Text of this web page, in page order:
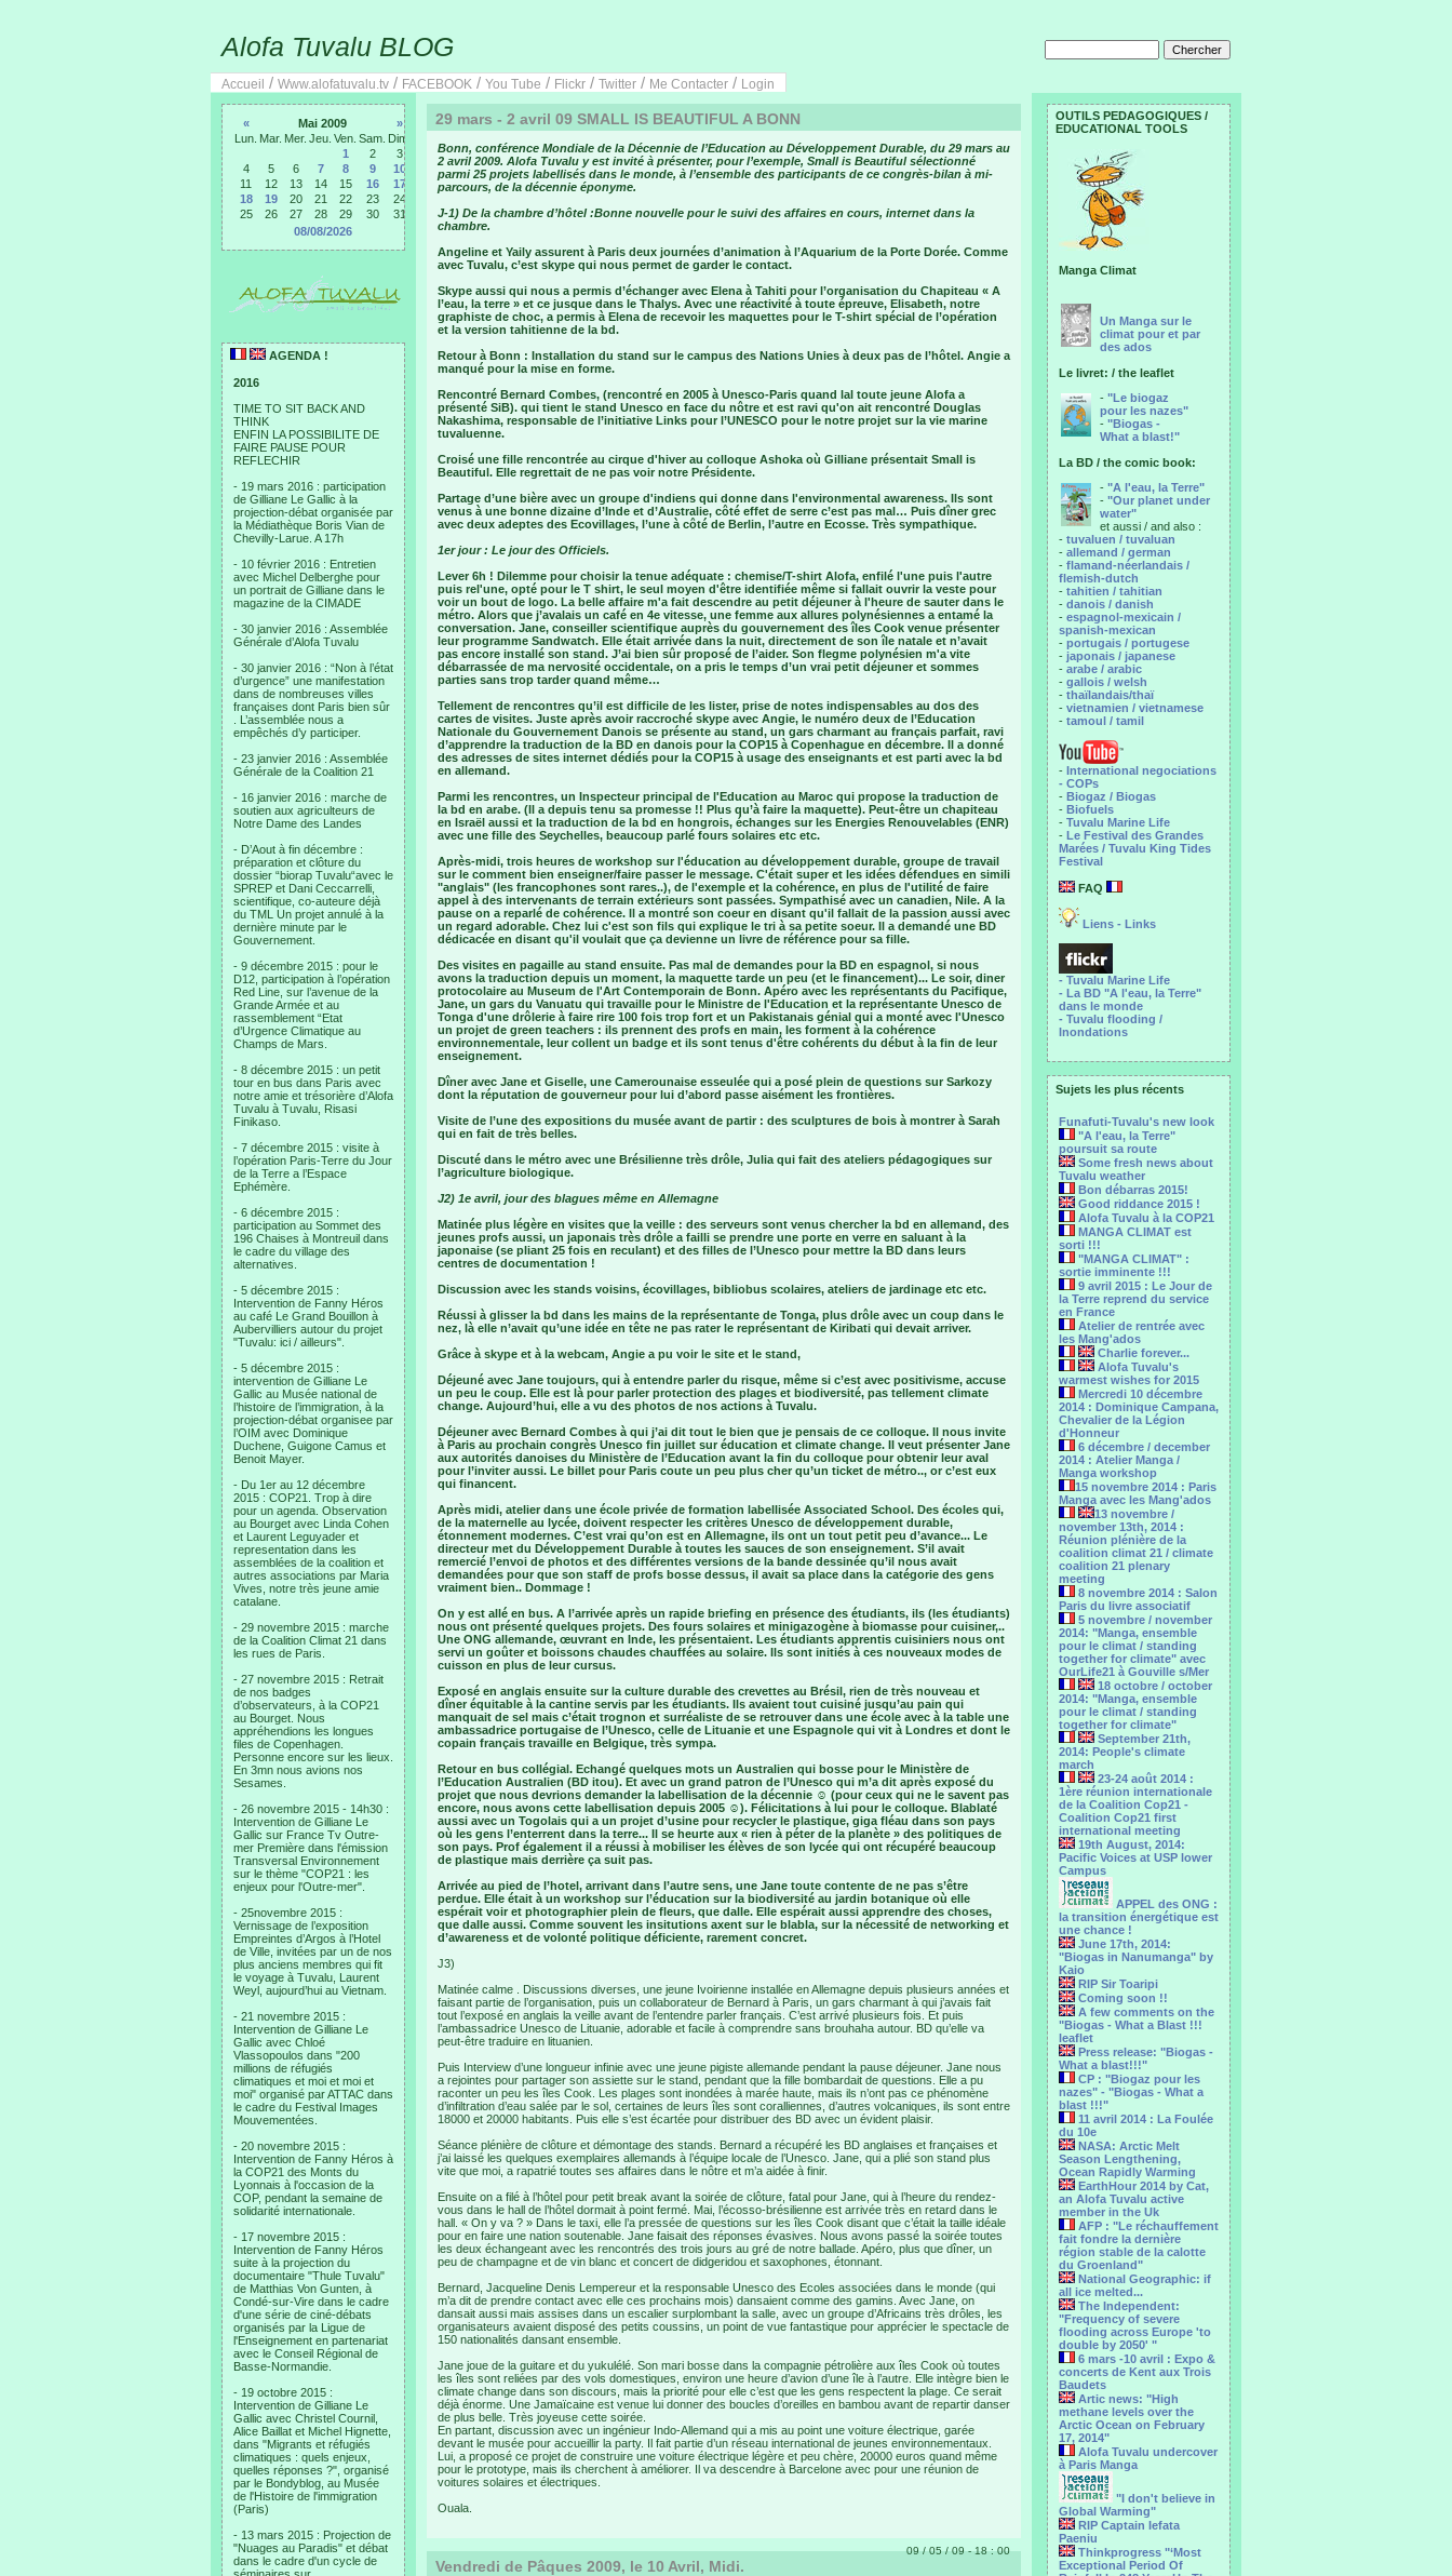
Alofa Tuvalu BLOG
Accueil / Www.alofatuvalu.tv / FACEBOOK / You Tube / Flickr / Twitter / Me Contacter / Login
« Mai 2009
»
Lun. Mar. Mer. Jeu. Ven. Sam. Dim.
1
2
3
4
5 6 7 8 9
10
11
12 13 14 15 16
17
18
19 20 21 22 23
24
25
26 27 28 29 30
31
08/08/2026
AGENDA !
2016
TIME TO SIT BACK AND
THINK
ENFIN LA POSSIBILITE DE
FAIRE PAUSE POUR
REFLECHIR
- 19 mars 2016 : participation
de Gilliane Le Gallic à la
projection-débat organisée par
la Médiathèque Boris Vian de
Chevilly-Larue. A 17h
- 10 février 2016 : Entretien
avec Michel Delberghe pour
un portrait de Gilliane dans le
magazine de la CIMADE
- 30 janvier 2016 : Assemblée
Générale d’Alofa Tuvalu
- 30 janvier 2016 : “Non à l’état
d’urgence” une manifestation
dans de nombreuses villes
françaises dont Paris bien sûr
. L’assemblée nous a
empêchés d’y participer.
- 23 janvier 2016 : Assemblée
Générale de la Coalition 21
- 16 janvier 2016 : marche de
soutien aux agriculteurs de
Notre Dame des Landes
- D’Aout à fin décembre :
préparation et clôture du
dossier “biorap Tuvalu“avec le
SPREP et Dani Ceccarrelli,
scientifique, co-auteure déjà
du TML Un projet annulé à la
dernière minute par le
Gouvernement.
- 9 décembre 2015 : pour le
D12, participation à l’opération
Red Line, sur l’avenue de la
Grande Armée et au
rassemblement “Etat
d’Urgence Climatique au
Champs de Mars.
- 8 décembre 2015 : un petit
tour en bus dans Paris avec
notre amie et trésorière d’Alofa
Tuvalu à Tuvalu, Risasi
Finikaso.
- 7 décembre 2015 : visite à
l’opération Paris-Terre du Jour
de la Terre a l’Espace
Ephémère.
- 6 décembre 2015 :
participation au Sommet des
196 Chaises à Montreuil dans
le cadre du village des
alternatives.
- 5 décembre 2015 :
Intervention de Fanny Héros
au café Le Grand Bouillon à
Aubervilliers autour du projet
"Tuvalu: ici / ailleurs".
- 5 décembre 2015 :
intervention de Gilliane Le
Gallic au Musée national de
l’histoire de l’immigration, à la
projection-débat organisee par
l’OIM avec Dominique
Duchene, Guigone Camus et
Benoit Mayer.
- Du 1er au 12 décembre
2015 : COP21. Trop à dire
pour un agenda. Observation
au Bourget avec Linda Cohen
et Laurent Leguyader et
representation dans les
assemblées de la coalition et
autres associations par Maria
Vives, notre très jeune amie
catalane.
- 29 novembre 2015 : marche
de la Coalition Climat 21 dans
les rues de Paris.
- 27 novembre 2015 : Retrait
de nos badges
d’observateurs, à la COP21
au Bourget. Nous
appréhendions les longues
files de Copenhagen.
Personne encore sur les lieux.
En 3mn nous avions nos
Sesames.
- 26 novembre 2015 - 14h30 :
Intervention de Gilliane Le
Gallic sur France Tv Outre-
mer Première dans l'émission
Transversal Environnement
sur le thème "COP21 : les
enjeux pour l'Outre-mer".
- 25novembre 2015 :
Vernissage de l’exposition
Empreintes d’Argos à l’Hotel
de Ville, invitées par un de nos
plus anciens membres qui fit
le voyage à Tuvalu, Laurent
Weyl, aujourd’hui au Vietnam.
- 21 novembre 2015 :
Intervention de Gilliane Le
Gallic avec Chloé
Vlassopoulos dans "200
millions de réfugiés
climatiques et moi et moi et
moi" organisé par ATTAC dans
le cadre du Festival Images
Mouvementées.
- 20 novembre 2015 :
Intervention de Fanny Héros à
la COP21 des Monts du
Lyonnais à l'occasion de la
COP, pendant la semaine de
solidarité internationale.
- 17 novembre 2015 :
Intervention de Fanny Héros
suite à la projection du
documentaire "Thule Tuvalu"
de Matthias Von Gunten, à
Condé-sur-Vire dans le cadre
d'une série de ciné-débats
organisés par la Ligue de
l'Enseignement en partenariat
avec le Conseil Régional de
Basse-Normandie.
- 19 octobre 2015 :
Intervention de Gilliane Le
Gallic avec Christel Cournil,
Alice Baillat et Michel Hignette,
dans "Migrants et réfugiés
climatiques : quels enjeux,
quelles réponses ?", organisé
par le Bondyblog, au Musée
de l'Histoire de l'immigration
(Paris)
- 13 mars 2015 : Projection de
"Nuages au Paradis" et débat
dans le cadre d'un cycle de
OUTILS PEDAGOGIQUES /
EDUCATIONAL TOOLS
Manga Climat
Un Manga sur le
climat pour et par
des ados
Le livret: / the leaflet
- "Le biogaz
pour les nazes"
- "Biogas -
What a blast!"
La BD / the comic book:
- "A l'eau, la Terre"
- "Our planet under
water"
et aussi / and also :
- tuvaluen / tuvaluan
- allemand / german
- flamand-néerlandais /
flemish-dutch
- tahitien / tahitian
- danois / danish
- espagnol-mexicain /
spanish-mexican
- portugais / portugese
- japonais / japanese
- arabe / arabic
- gallois / welsh
- thaïlandais/thaï
- vietnamien / vietnamese
- tamoul / tamil
- International negociations
- COPs
- Biogaz / Biogas
- Biofuels
- Tuvalu Marine Life
- Le Festival des Grandes
Marées / Tuvalu King Tides
Festival
FAQ
Liens - Links
- Tuvalu Marine Life
- La BD "A l'eau, la Terre"
dans le monde
- Tuvalu flooding /
Inondations
Sujets les plus récents
Funafuti-Tuvalu's new look
"A l'eau, la Terre"
poursuit sa route
Some fresh news about
Tuvalu weather
Bon débarras 2015!
Good riddance 2015 !
Alofa Tuvalu à la COP21
MANGA CLIMAT est
sorti !!!
"MANGA CLIMAT" :
sortie imminente !!!
9 avril 2015 : Le Jour de
la Terre reprend du service
en France
Atelier de rentrée avec
les Mang'ados
Charlie forever...
Alofa Tuvalu's
warmest wishes for 2015
Mercredi 10 décembre
2014 : Dominique Campana,
Chevalier de la Légion
d'Honneur
6 décembre / december
2014 : Atelier Manga /
Manga workshop
15 novembre 2014 : Paris
Manga avec les Mang'ados
13 novembre /
november 13th, 2014 :
Réunion plénière de la
coalition climat 21 / climate
coalition 21 plenary
meeting
8 novembre 2014 : Salon
Paris du livre associatif
5 novembre / november
2014: "Manga, ensemble
pour le climat / standing
together for climate" avec
OurLife21 à Gouville s/Mer
18 octobre / october
2014: "Manga, ensemble
pour le ‎climat / standing
together for climate"
September 21th,
2014: People's climate
march
23-24 août 2014 :
1ère réunion internationale
de la Coalition Cop21 -
Coalition Cop21 first
international meeting
19th August, 2014:
Pacific Voices at USP lower
Campus
APPEL des ONG :
la transition énergétique est
une chance !
June 17th, 2014:
"Biogas in Nanumanga" by
Kaio
RIP Sir Toaripi
Coming soon !!
A few comments on the
"Biogas - What a Blast !!!
leaflet
Press release: "Biogas -
What a blast!!!"
CP : "Biogaz pour les
nazes" - "Biogas - What a
blast !!!"
11 avril 2014 : La Foulée
du 10e
NASA: Arctic Melt
Season Lengthening,
Ocean Rapidly Warming
EarthHour 2014 by Cat,
an Alofa Tuvalu active
member in the Uk
AFP : "Le réchauffement
fait fondre la dernière
région stable de la calotte
du Groenland"
National Geographic: if
all ice melted...
The Independent:
"Frequency of severe
flooding across Europe 'to
double by 2050' "
6 mars -10 avril : Expo &
concerts de Kent aux Trois
Baudets
Artic news: "High
methane levels over the
Arctic Ocean on February
17, 2014"
Alofa Tuvalu undercover
à Paris Manga
"I don't believe in
Global Warming"
RIP Captain Iefata
Paeniu
Thinkprogress "‘Most
Exceptional Period Of
29 mars - 2 avril 09 SMALL IS BEAUTIFUL A BONN
Bonn, conférence Mondiale de la Décennie de l’Education au Développement Durable, du 29 mars au
2 avril 2009. Alofa Tuvalu y est invité à présenter, pour l’exemple, Small is Beautiful sélectionné
parmi 25 projets labellisés dans le monde, à l’ensemble des participants de ce congrès-bilan à mi-
parcours, de la décennie éponyme.
J-1) De la chambre d’hôtel :Bonne nouvelle pour le suivi des affaires en cours, internet dans la
chambre.
Angeline et Yaily assurent à Paris deux journées d’animation à l’Aquarium de la Porte Dorée. Comme
avec Tuvalu, c’est skype qui nous permet de garder le contact.
Skype aussi qui nous a permis d’échanger avec Elena à Tahiti pour l’organisation du Chapiteau « A
l’eau, la terre » et ce jusque dans le Thalys. Avec une réactivité à toute épreuve, Elisabeth, notre
graphiste de choc, a permis à Elena de recevoir les maquettes pour le T-shirt spécial de l’opération
et la version tahitienne de la bd.
Retour à Bonn : Installation du stand sur le campus des Nations Unies à deux pas de l’hôtel. Angie a
manqué pour la mise en forme.
Rencontré Bernard Combes, (rencontré en 2005 à Unesco-Paris quand lal toute jeune Alofa a
présenté SiB). qui tient le stand Unesco en face du nôtre et est ravi qu'on ait rencontré Douglas
Nakashima, responsable de l’initiative Links pour l’UNESCO pour le notre projet sur la vie marine
tuvaluenne.
Croisé une fille rencontrée au cirque d'hiver au colloque Ashoka où Gilliane présentait Small is
Beautiful. Elle regrettait de ne pas voir notre Présidente.
Partage d’une bière avec un groupe d'indiens qui donne dans l'environmental awareness. Ils sont
venus à une bonne dizaine d’Inde et d’Australie, côté effet de serre c’est pas mal… Puis dîner grec
avec deux adeptes des Ecovillages, l’une à côté de Berlin, l’autre en Ecosse. Très sympathique.
1er jour : Le jour des Officiels.
Lever 6h ! Dilemme pour choisir la tenue adéquate : chemise/T-shirt Alofa, enfilé l'une puis l'autre
puis rel'une, opté pour le T shirt, le seul moyen d'être identifiée même si fallait ouvrir la veste pour
voir un bout de logo. La belle affaire m'a fait descendre au petit déjeuner à l'heure de sauter dans le
métro. Alors que j’avalais un café en 4e vitesse, une femme aux allures polynésiennes a entamé la
conversation. Jane, conseiller scientifique auprès du gouvernement des îles Cook venue présenter
leur programme Sandwatch. Elle était arrivée dans la nuit, directement de son île natale et n’avait
pas encore installé son stand. J’ai bien sûr proposé de l’aider. Son flegme polynésien m'a vite
débarrassée de ma nervosité occidentale, on a pris le temps d’un vrai petit déjeuner et sommes
parties sans trop tarder quand même…
Tellement de rencontres qu’il est difficile de les lister, prise de notes indispensables au dos des
cartes de visites. Juste après avoir raccroché skype avec Angie, le numéro deux de l’Education
Nationale du Gouvernement Danois se présente au stand, un gars charmant au français parfait, ravi
d’apprendre la traduction de la BD en danois pour la COP15 à Copenhague en décembre. Il a donné
des adresses de sites internet dédiés pour la COP15 à usage des enseignants et est parti avec la bd
en allemand.
Parmi les rencontres, un Inspecteur principal de l'Education au Maroc qui propose la traduction de
la bd en arabe. (Il a depuis tenu sa promesse !! Plus qu’à faire la maquette). Peut-être un chapiteau
en Israël aussi et la traduction de la bd en hongrois, échanges sur les Energies Renouvelables (ENR)
avec une fille des Seychelles, beaucoup parlé fours solaires etc etc.
Après-midi, trois heures de workshop sur l'éducation au développement durable, groupe de travail
sur le comment bien enseigner/faire passer le message. C'était super et les idées défendues en simili
"anglais" (les francophones sont rares..), de l'exemple et la cohérence, en plus de l'utilité de faire
appel à des intervenants de terrain extérieurs sont passées. Sympathisé avec un canadien, Nile. A la
pause on a reparlé de cohérence. Il a montré son coeur en disant qu'il fallait de la passion aussi avec
un regard adorable. Chez lui c'est son fils qui explique le tri à sa petite soeur. Il a demandé une BD
dédicacée en disant qu'il voulait que ça devienne un livre de référence pour sa fille.
Des visites en pagaille au stand ensuite. Pas mal de demandes pour la BD en espagnol, si nous
avons la traduction depuis un moment, la maquette tarde un peu (et le financement)... Le soir, diner
protocolaire au Museum de l'Art Contemporain de Bonn. Apéro avec les représentants du Pacifique,
Jane, un gars du Vanuatu qui travaille pour le Ministre de l'Education et la représentante Unesco de
Tonga d'une drôlerie à faire rire 100 fois trop fort et un Pakistanais génial qui a monté avec l'Unesco
un projet de green teachers : ils prennent des profs en main, les forment à la cohérence
environnementale, leur collent un badge et ils sont tenus d'être cohérents du début à la fin de leur
enseignement.
Dîner avec Jane et Giselle, une Camerounaise esseulée qui a posé plein de questions sur Sarkozy
dont la réputation de gouverneur pour lui d’abord passe aisément les frontières.
Visite de l’une des expositions du musée avant de partir : des sculptures de bois à montrer à Sarah
qui en fait de très belles.
Discuté dans le métro avec une Brésilienne très drôle, Julia qui fait des ateliers pédagogiques sur
l’agriculture biologique.
J2) 1e avril, jour des blagues même en Allemagne
Matinée plus légère en visites que la veille : des serveurs sont venus chercher la bd en allemand, des
jeunes profs aussi, un japonais très drôle a failli se prendre une porte en verre en saluant à la
japonaise (se pliant 25 fois en reculant) et des filles de l’Unesco pour mettre la BD dans leurs
centres de documentation !
Discussion avec les stands voisins, écovillages, bibliobus scolaires, ateliers de jardinage etc etc.
Réussi à glisser la bd dans les mains de la représentante de Tonga, plus drôle avec un coup dans le
nez, là elle n’avait qu’une idée en tête ne pas rater le représentant de Kiribati qui devait arriver.
Grâce à skype et à la webcam, Angie a pu voir le site et le stand,
Déjeuné avec Jane toujours, qui à entendre parler du risque, même si c’est avec positivisme, accuse
un peu le coup. Elle est là pour parler protection des plages et biodiversité, pas tellement climate
change. Aujourd’hui, elle a vu des photos de nos actions à Tuvalu.
Déjeuner avec Bernard Combes à qui j’ai dit tout le bien que je pensais de ce colloque. Il nous invite
à Paris au prochain congrès Unesco fin juillet sur éducation et climate change. Il veut présenter Jane
aux autorités danoises du Ministère de l’Education avant la fin du colloque pour obtenir leur aval
pour l’inviter aussi. Le billet pour Paris coute un peu plus cher qu’un ticket de métro.., or c’est eux
qui financent.
Après midi, atelier dans une école privée de formation labellisée Associated School. Des écoles qui,
de la maternelle au lycée, doivent respecter les critères Unesco de développement durable,
étonnement modernes. C’est vrai qu’on est en Allemagne, ils ont un tout petit peu d’avance... Le
directeur met du Développement Durable à toutes les sauces de son enseignement. S’il avait
remercié l’envoi de photos et des différentes versions de la bande dessinée qu’il nous avait
demandées pour que son staff de profs bosse dessus, il avait sa place dans la catégorie des gens
vraiment bien.. Dommage !
On y est allé en bus. A l’arrivée après un rapide briefing en présence des étudiants, ils (les étudiants)
nous ont présenté quelques projets. Des fours solaires et minigazogène à biomasse pour cuisiner,..
Une ONG allemande, œuvrant en Inde, les présentaient. Les étudiants apprentis cuisiniers nous ont
servi un goûter et boissons chaudes chauffées au solaire. Ils sont initiés à ces nouveaux modes de
cuisson en plus de leur cursus.
Exposé en anglais ensuite sur la culture durable des crevettes au Brésil, rien de très nouveau et
dîner équitable à la cantine servis par les étudiants. Ils avaient tout cuisiné jusqu’au pain qui
manquait de sel mais c’était trognon et surréaliste de se retrouver dans une école avec à la table une
ambassadrice portugaise de l’Unesco, celle de Lituanie et une Espagnole qui vit à Londres et dont le
copain français travaille en Belgique, très sympa.
Retour en bus collégial. Echangé quelques mots un Australien qui bosse pour le Ministère de
l’Education Australien (BD itou). Et avec un grand patron de l’Unesco qui m’a dit après exposé du
projet que nous devrions demander la labellisation de la décennie ☺ (pour ceux qui ne le savent pas
encore, nous avons cette labellisation depuis 2005 ☺). Félicitations à lui pour le colloque. Blablaté
aussi avec un Togolais qui a un projet d’usine pour recycler le plastique, giga fléau dans son pays
où les gens l’enterrent dans la terre... Il se heurte aux « rien à péter de la planète » des politiques de
son pays. Prof également il a réussi à mobiliser les élèves de son lycée qui ont récupéré beaucoup
de plastique mais derrière ça suit pas.
Arrivée au pied de l’hotel, arrivant dans l’autre sens, une Jane toute contente de ne pas s’être
perdue. Elle était à un workshop sur l’éducation sur la biodiversité au jardin botanique où elle
espérait voir et photographier plein de fleurs, que dalle. Elle espérait aussi apprendre des choses,
que dalle aussi. Comme souvent les insitutions axent sur le blabla, sur la nécessité de networking et
d’awareness et de volonté politique déficiente, rarement concret.
J3)
Matinée calme . Discussions diverses, une jeune Ivoirienne installée en Allemagne depuis plusieurs années et
faisant partie de l’organisation, puis un collaborateur de Bernard à Paris, un gars charmant à qui j’avais fait
tout l’exposé en anglais la veille avant de l’entendre parler français. C’est arrivé plusieurs fois. Et puis
l’ambassadrice Unesco de Lituanie, adorable et facile à comprendre sans brouhaha autour. BD qu’elle va
peut-être traduire en lituanien.
Puis Interview d’une longueur infinie avec une jeune pigiste allemande pendant la pause déjeuner. Jane nous
a rejointes pour partager son assiette sur le stand, pendant que la fille bombardait de questions. Elle a pu
raconter un peu les îles Cook. Les plages sont inondées à marée haute, mais ils n’ont pas ce phénomène
d’infiltration d’eau salée par le sol, certaines de leurs îles sont coralliennes, d’autres volcaniques, ils sont entre
18000 et 20000 habitants. Puis elle s’est écartée pour distribuer des BD avec un évident plaisir.
Séance plénière de clôture et démontage des stands. Bernard a récupéré les BD anglaises et françaises et
j’ai laissé les quelques exemplaires allemands à l’équipe locale de l’Unesco. Jane, qui a plié son stand plus
vite que moi, a rapatrié toutes ses affaires dans le nôtre et m’a aidée à finir.
Ensuite on a filé à l’hôtel pour petit break avant la soirée de clôture, fatal pour Jane, qui à l’heure du rendez-
vous dans le hall de l’hôtel dormait à point fermé. Mai, l’écosso-brésilienne est arrivée très en retard dans le
hall. « On y va ? » Dans le taxi, elle l’a pressée de questions sur les îles Cook disant que c’était la taille idéale
pour en faire une nation soutenable. Jane faisait des réponses évasives. Nous avons passé la soirée toutes
les deux échangeant avec les rencontrés des trois jours au gré de notre ballade. Apéro, plus que dîner, un
peu de champagne et de vin blanc et concert de didgeridou et saxophones, étonnant.
Bernard, Jacqueline Denis Lempereur et la responsable Unesco des Ecoles associées dans le monde (qui
m’a dit de prendre contact avec elle ces prochains mois) dansaient comme des gamins. Avec Jane, on
dansait aussi mais assises dans un escalier surplombant la salle, avec un groupe d’Africains très drôles, les
organisateurs avaient disposé des petits coussins, un point de vue fantastique pour apprécier le spectacle de
150 nationalités dansant ensemble.
Jane joue de la guitare et du yukulélé. Son mari bosse dans la compagnie pétrolière aux îles Cook où toutes
les îles sont reliées par des vols domestiques, environ une heure d’avion d’une île à l’autre. Elle intègre bien le
climate change dans son discours, mais la priorité pour elle c’est que les gens respectent la plage. Ce serait
déjà énorme. Une Jamaïcaine est venue lui donner des boucles d’oreilles en bambou avant de repartir danser
de plus belle. Très joyeuse cette soirée.
En partant, discussion avec un ingénieur Indo-Allemand qui a mis au point une voiture électrique, garée
devant le musée pour accueillir la party. Il fait partie d’un réseau international de jeunes environnementaux.
Lui, a proposé ce projet de construire une voiture électrique légère et peu chère, 20000 euros quand même
pour le prototype, mais ils cherchent à améliorer. Il va descendre à Barcelone avec pour une réunion de
voitures solaires et électriques.
Ouala.
09 / 05 / 09 - 18 : 00
Vendredi de Pâques 2009, le 10 Avril, Midi.